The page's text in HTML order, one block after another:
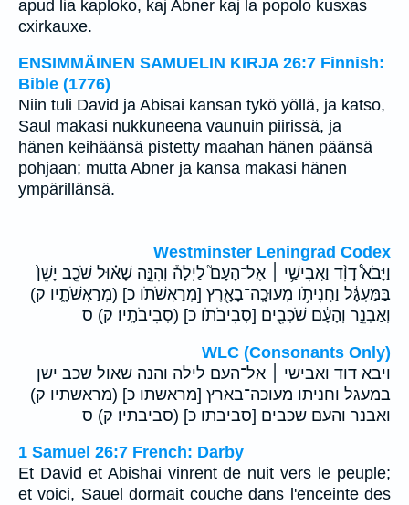
apud lia kaploko, kaj Abner kaj la popolo kusxas
cxirkauxe.
ENSIMMÄINEN SAMUELIN KIRJA 26:7 Finnish:
Bible (1776)
Niin tuli David ja Abisai kansan tykö yöllä, ja katso,
Saul makasi nukkuneena vaunuin piirissä, ja
hänen keihäänsä pistetty maahan hänen päänsä
pohjaan; mutta Abner ja kansa makasi hänen
ympärillänsä.
Westminster Leningrad Codex
וַיָּבֹא֩ דָוִ֨ד וַאֲבִישַׁ֥י ׀ אֶל־הָעָם֮ לַיְלָה֒ וְהִנֵּ֣ה שָׁא֗וּל שֹׁכֵ֤ב יָשֵׁן֙
בַּמַּעְגָּ֔ל וַחֲנִיתֹ֥ו מְעוּכָֽה־בָאָ֖רֶץ [מְרַאֲשֹׁתֹו כ] (מְרַאֲשֹׁתָ֑יו ק)
וְאַבְנֵ֣ר וְהָעָ֔ם שֹׁכְבִ֖ים [סְבִיבֹתֹו כ] (סְבִיבֹתָֽיו׃ ק) ס
WLC (Consonants Only)
ויבא דוד ואבישי ׀ אל־העם לילה והנה שאול שכב ישן
במעגל וחניתו מעוכה־בארץ [מראשתו כ] (מראשתיו ק)
ואבנר והעם שכבים [סביבתו כ] (סביבתיו׃ ק) ס
1 Samuel 26:7 French: Darby
Et David et Abishai vinrent de nuit vers le peuple;
et voici, Sauel dormait couche dans l'enceinte des